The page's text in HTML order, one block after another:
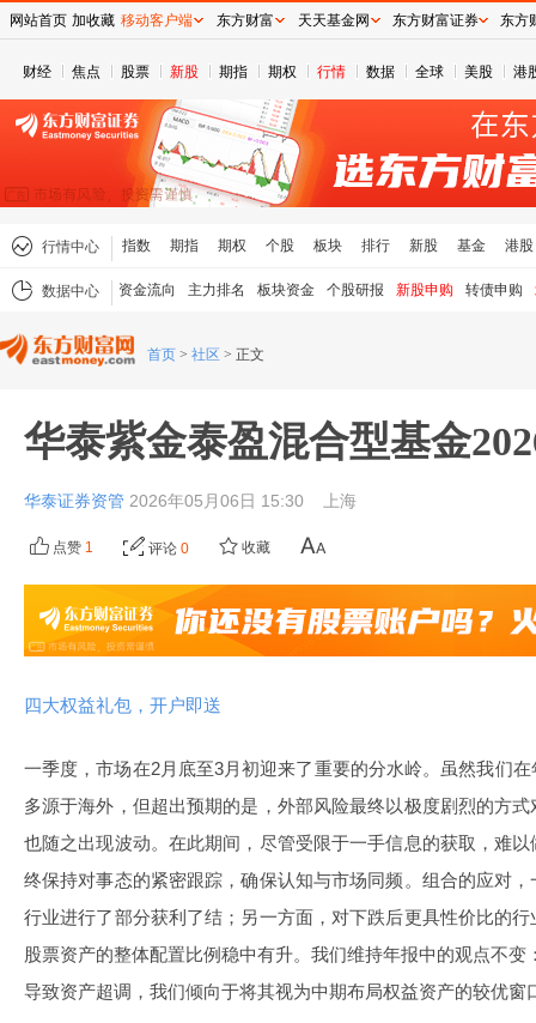
财经 焦点 股票 新股 期指 期权 行情 数据 全球 美股 港
行情中心 指数 期指 期权 个股 板块 排行 新股 基金 港股
数据中心 资金流向 主力排名 板块资金 个股研报 新股申购 转债申购
首页 > 社区 > 正文
华泰紫金泰盈混合型基金
华泰证券资管 2026年05月06日 15:30 上海
点赞 1 评论 0 收藏
四大权益礼包，开户即送
一季度，市场在2月底至3月初迎来了重要的分水岭。虽然我们
多源于海外，但超出预期的是，外部风险最终以极度剧烈的方
也随之出现波动。在此期间，尽管受限于一手信息的获取，难
终保持对事态的紧密跟踪，确保认知与市场同频。组合的应对
行业进行了部分获利了结；另一方面，对下跌后更具性价比的
股票资产的整体配置比例稳中有升。我们维持年报中的观点不变
导致资产超调，我们倾向于将其视为中期布局权益资产的较优窗
网站首页 加收藏 移动客户端 东方财富 天天基金网 东方财富证券 东方